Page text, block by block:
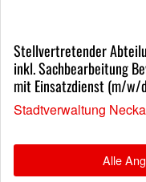
Stellvertretender
inkl. Sachbearbeitung
mit Einsatzdienst (m/w/
Stadtverwaltung
Alle